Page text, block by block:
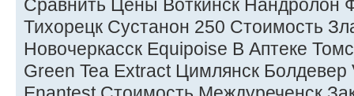
Сравнить Цены Воткинск Нандролон
Тихорецк Сустанон 250 Стоимость
Новочеркасск Equipoise В Аптеке
Green Tea Extract Цимлянск